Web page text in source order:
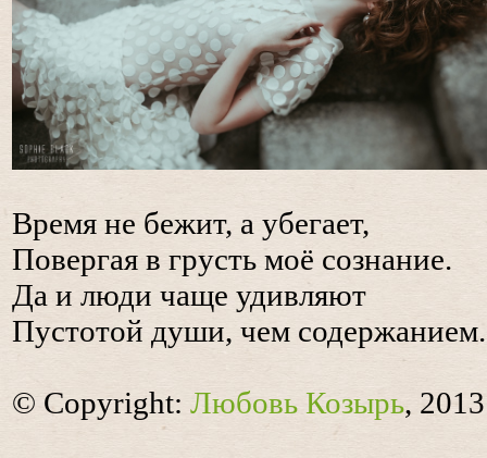
Время не бежит, а убегает,
Повергая в грусть моё сознание.
Да и люди чаще удивляют
Пустотой души, чем содержанием.
© Copyright: Любовь Козырь, 2013